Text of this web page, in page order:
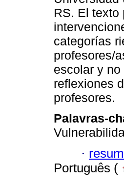
RS. El texto
categorías
profesores/
escolar y
reflexiones
profesores.
Palavras-
·
Português (